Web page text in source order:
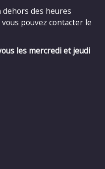
dehors des heures
pouvez contacter le
les mercredi et jeudi